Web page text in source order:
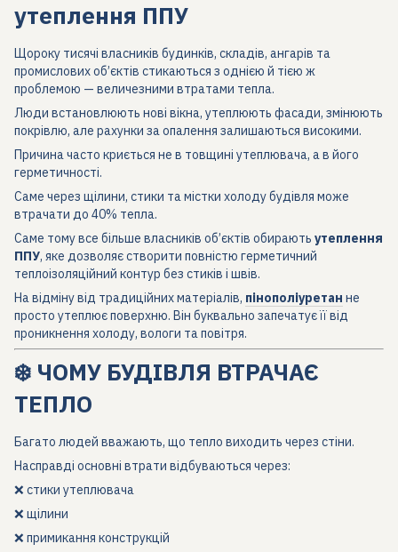
утеплення ППУ
Щороку тисячі власників будинків, складів, ангарів та
промислових об’єктів стикаються з однією й тією ж
проблемою — величезними втратами тепла.
Люди встановлюють нові вікна, утеплюють фасади, змінюють
покрівлю, але рахунки за опалення залишаються високими.
Причина часто криється не в товщині утеплювача, а в його
герметичності.
Саме через щілини, стики та містки холоду будівля може
втрачати до 40% тепла.
Саме тому все більше власників об’єктів обирають утеплення
ППУ, яке дозволяє створити повністю герметичний
теплоізоляційний контур без стиків і швів.
На відміну від традиційних матеріалів, пінополіуретан не
просто утеплює поверхню. Він буквально запечатує її від
проникнення холоду, вологи та повітря.
❄️ ЧОМУ БУДІВЛЯ ВТРАЧАЄ
ТЕПЛО
Багато людей вважають, що тепло виходить через стіни.
Насправді основні втрати відбуваються через:
❌ стики утеплювача
❌ щілини
❌ примикання конструкцій